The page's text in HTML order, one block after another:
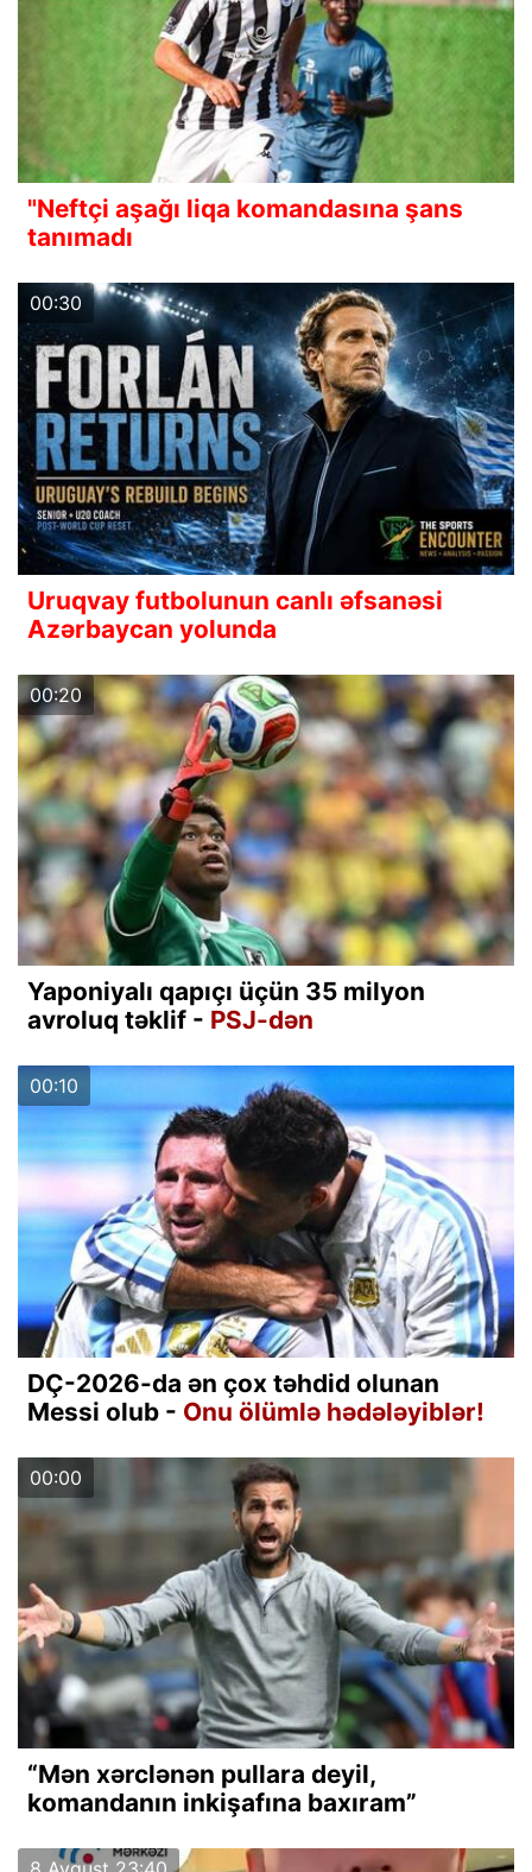
"Neftçi aşağı liqa komandasına şans
tanımadı
00:30
Uruqvay futbolunun canlı əfsanəsi
Azərbaycan yolunda
00:20
Yaponiyalı qapıçı üçün 35 milyon
avroluq təklif - PSJ-dən
00:10
DÇ-2026-da ən çox təhdid olunan
Messi olub - Onu ölümlə hədələyiblər!
00:00
“Mən xərclənən pullara deyil,
komandanın inkişafına baxıram”